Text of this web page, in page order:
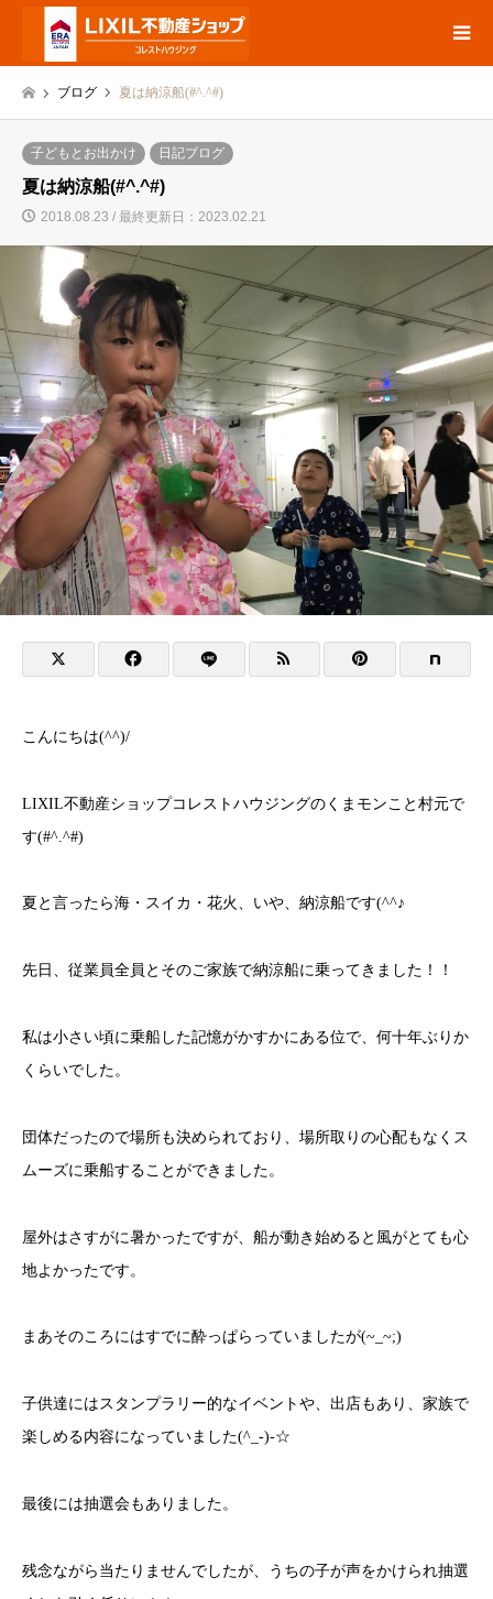
ブログ 夏は納涼船(#^.^#)
子どもとお出かけ 日記ブログ
夏は納涼船(#^.^#)
2018.08.23 / 最終更新日：2023.02.21
こんにちは(^^)/
LIXIL不動産ショップコレストハウジングのくまモンこと村元で
す(#^.^#)
夏と言ったら海・スイカ・花火、いや、納涼船です(^^♪
先日、従業員全員とそのご家族で納涼船に乗ってきました！！
私は小さい頃に乗船した記憶がかすかにある位で、何十年ぶりか
くらいでした。
団体だったので場所も決められており、場所取りの心配もなくス
ムーズに乗船することができました。
屋外はさすがに暑かったですが、船が動き始めると風がとても心
地よかったです。
まあそのころにはすでに酔っぱらっていましたが(~_~;)
子供達にはスタンプラリー的なイベントや、出店もあり、家族で
楽しめる内容になっていました(^_-)-☆
最後には抽選会もありました。
残念ながら当たりませんでしたが、うちの子が声をかけられ抽選